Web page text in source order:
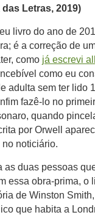
Letras, 2019)
livro do ano de
é a correção de
como já escrevi
como eu
adulta sem ter lido
fazê-lo no
quando
por Orwell
no noticiário.
as duas pessoas
essa obra-prima, o
de Winston
que habita a